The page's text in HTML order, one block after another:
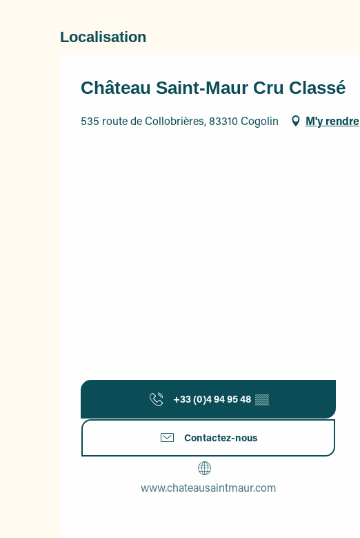
Localisation
Château Saint-Maur Cru Classé
535 route de Collobrières, 83310 Cogolin M'y rendre
+33 (0)4 94 95 48 ▒▒
Contactez-nous
www.chateausaintmaur.com